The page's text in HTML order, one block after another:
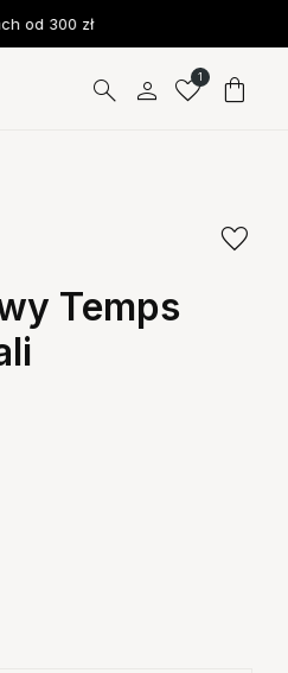
od 300 zł
1
Temps